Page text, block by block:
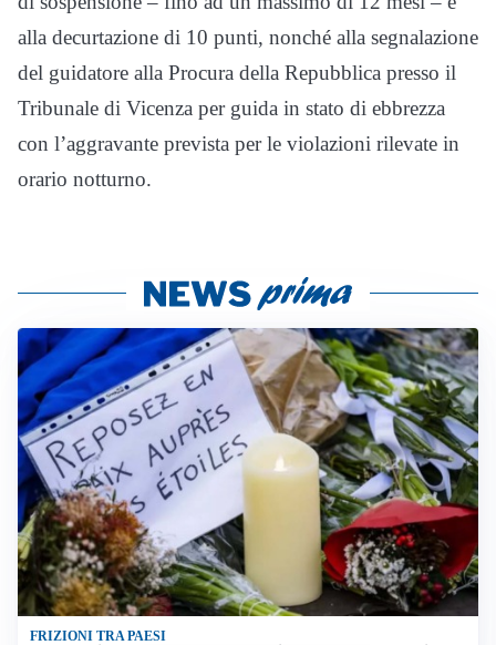
alla decurtazione di 10 punti, nonché alla segnalazione
del guidatore alla Procura della Repubblica presso il
Tribunale di Vicenza per guida in stato di ebbrezza
con l’aggravante prevista per le violazioni rilevate in
orario notturno.
FRIZIONI TRA PAESI